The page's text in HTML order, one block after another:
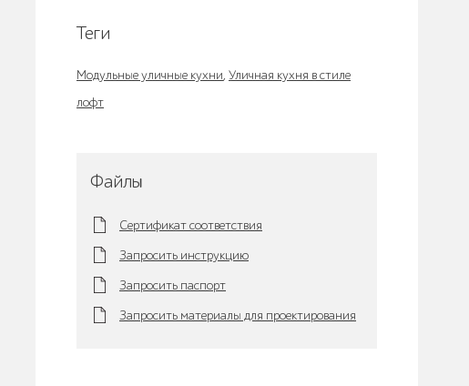
Теги
Модульные уличные кухни, Уличная кухня в стиле
лофт
Файлы
Сертификат соответствия
Запросить инструкцию
Запросить паспорт
Запросить материалы для проектирования